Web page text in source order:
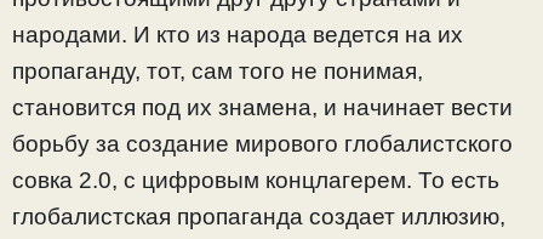
народами. И кто из народа ведется на их
пропаганду, тот, сам того не понимая,
становится под их знамена, и начинает вести
борьбу за создание мирового глобалистского
совка 2.0, с цифровым концлагерем. То есть
глобалистская пропаганда создает иллюзию,